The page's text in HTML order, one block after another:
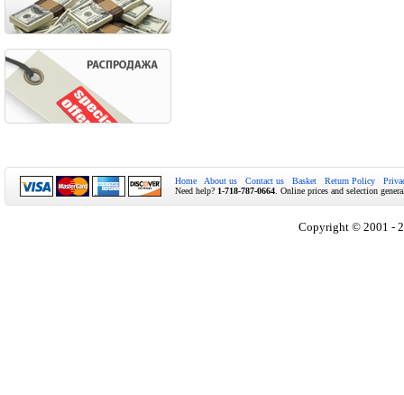
Home About us Contact us Basket Return Policy
Need help? 1-718-787-0664 . Online prices and selection
Copyright © 2001 -